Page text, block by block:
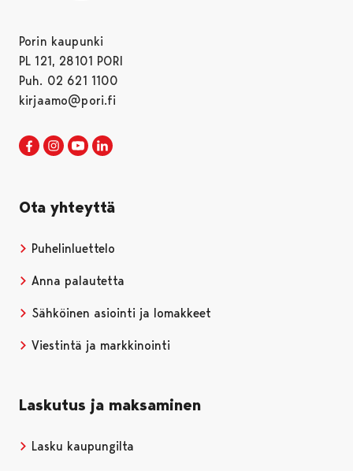
Porin kaupunki
PL 121, 28101 PORI
Puh. 02 621 1100
kirjaamo@pori.fi
Porin kaupunki Facebookissa
Avautuu uudessa välilehdessä
Porin kaupunki Instagramissa
Avautuu uudessa välilehdessä
Porin kaupunki Youtubessa
Avautuu uudessa välilehdessä
Ota yhteyttä
Puhelinluettelo
Anna palautetta
Sähköinen asiointi ja lomakkeet
Viestintä ja markkinointi
Laskutus ja maksaminen
Lasku kaupungilta